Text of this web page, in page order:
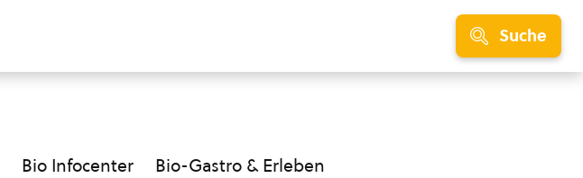
Suche
Bio Infocenter Bio-Gastro & Erleben